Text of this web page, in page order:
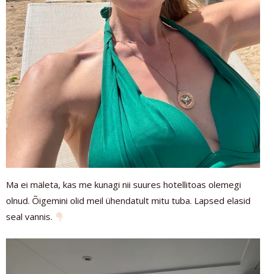
Ma ei mäleta, kas me kunagi nii suures hotellitoas olemegi
olnud. Õigemini olid meil ühendatult mitu tuba. Lapsed elasid
seal vannis.